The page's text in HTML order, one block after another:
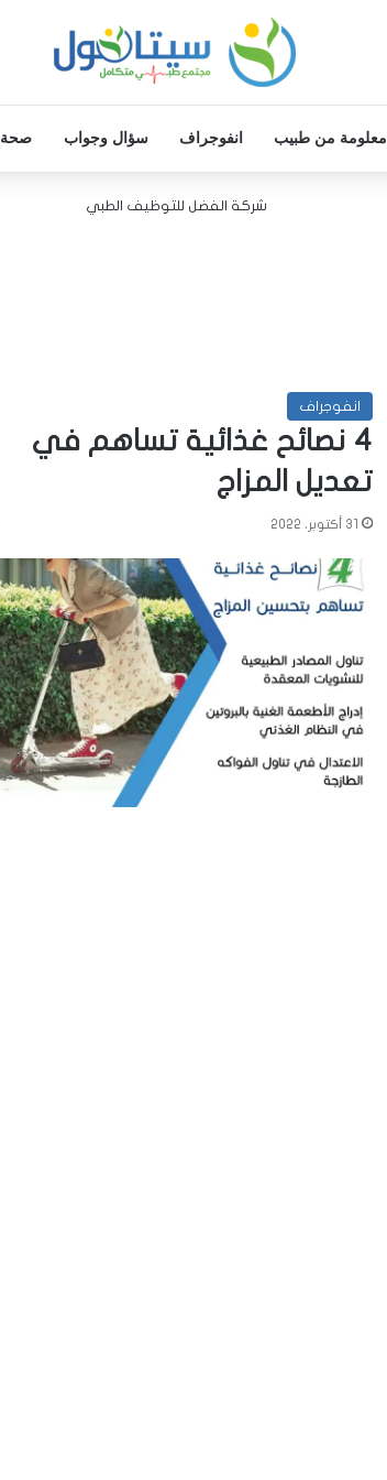
معلومة من طبيب انفوجراف سؤال وجواب صحة
شركة الفضل للتوظيف الطبي
انفوجراف
4 نصائح غذائية تساهم في
تعديل المزاج
31 أكتوبر، 2022